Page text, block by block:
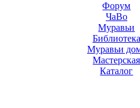
Форум
ЧаВо
Муравьи
Библиотека
Муравьи
Мастерская
Каталог